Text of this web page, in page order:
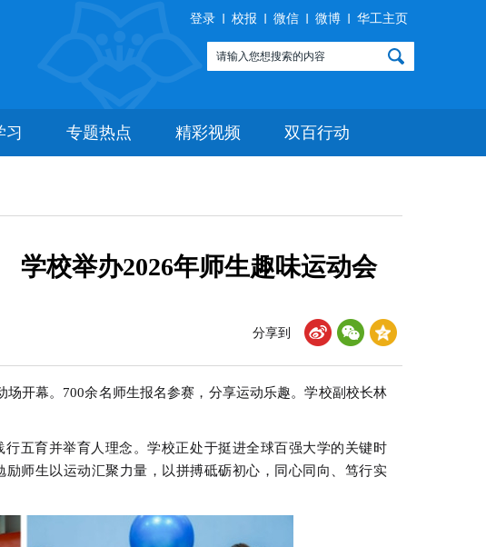
登录 校报 微信 微博 华工主页
习 专题热点 精彩视频 双百行动
校举办2026年师生趣味运动会
分享到
开幕。700余名师生报名参赛，分享运动乐趣。学校副校长林
五育并举育人理念。学校正处于挺进全球百强大学的关键时
师生以运动汇聚力量，以拼搏砥砺初心，同心同向、笃行实